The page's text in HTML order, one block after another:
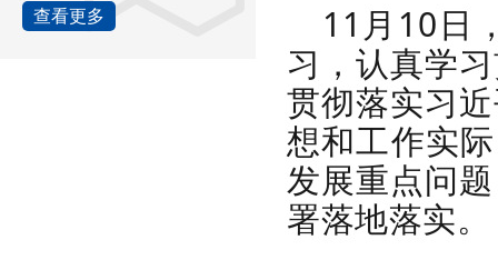
查看更多 1 1 月 10日
习， 认真学
贯彻落实习
想和工作实
发展重点问
署落地落实。